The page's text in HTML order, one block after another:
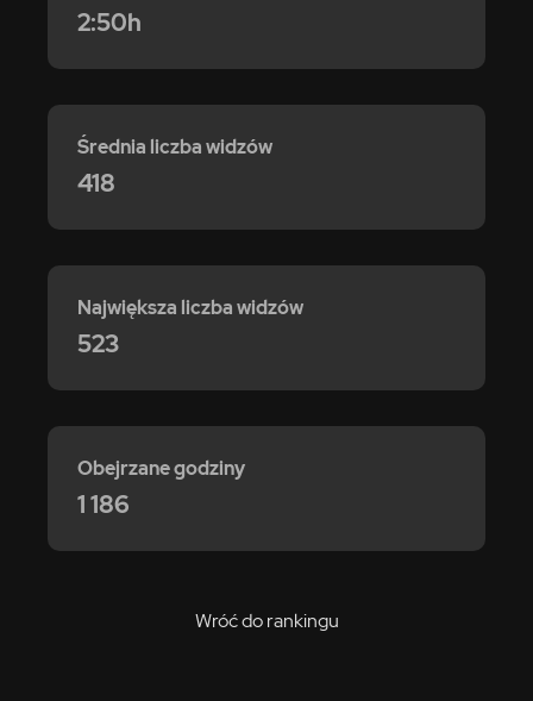
Wróć do rankingu
2:50h
Średnia liczba widzów
418
Największa liczba widzów
523
Obejrzane godziny
1 186